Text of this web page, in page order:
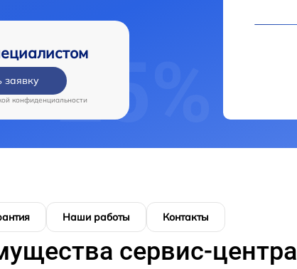
заявку
конфиденциальности
Наши работы Контакты
сервис-центра